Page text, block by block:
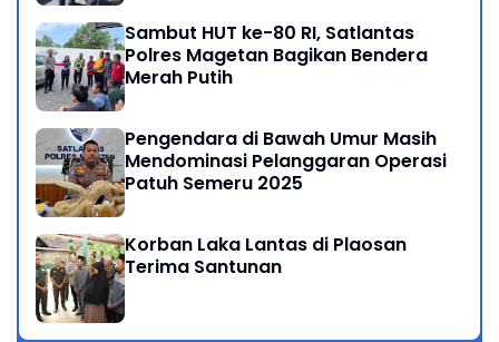
Sambut HUT ke-80 RI, Satlantas
Polres Magetan Bagikan Bendera
Merah Putih
Pengendara di Bawah Umur Masih
Mendominasi Pelanggaran Operasi
Patuh Semeru 2025
Korban Laka Lantas di Plaosan
Terima Santunan